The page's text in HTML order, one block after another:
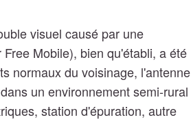
visuel causé par une
Mobile), bien qu'établi, a été
normaux du voisinage, l'antenne
un environnement semi-rural
station d'épuration, autre